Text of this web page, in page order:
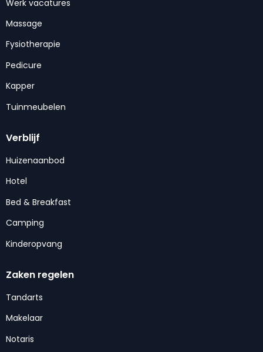
Werk vacatures
Massage
Fysiotherapie
Pedicure
Kapper
Tuinmeubelen
Verblijf
Huizenaanbod
Hotel
Bed & Breakfast
Camping
Kinderopvang
Zaken regelen
Tandarts
Makelaar
Notaris